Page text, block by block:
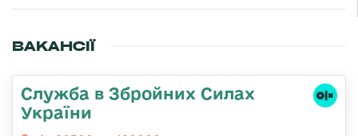
ВАКАНСІЇ
Служба в Збройних Силах
України